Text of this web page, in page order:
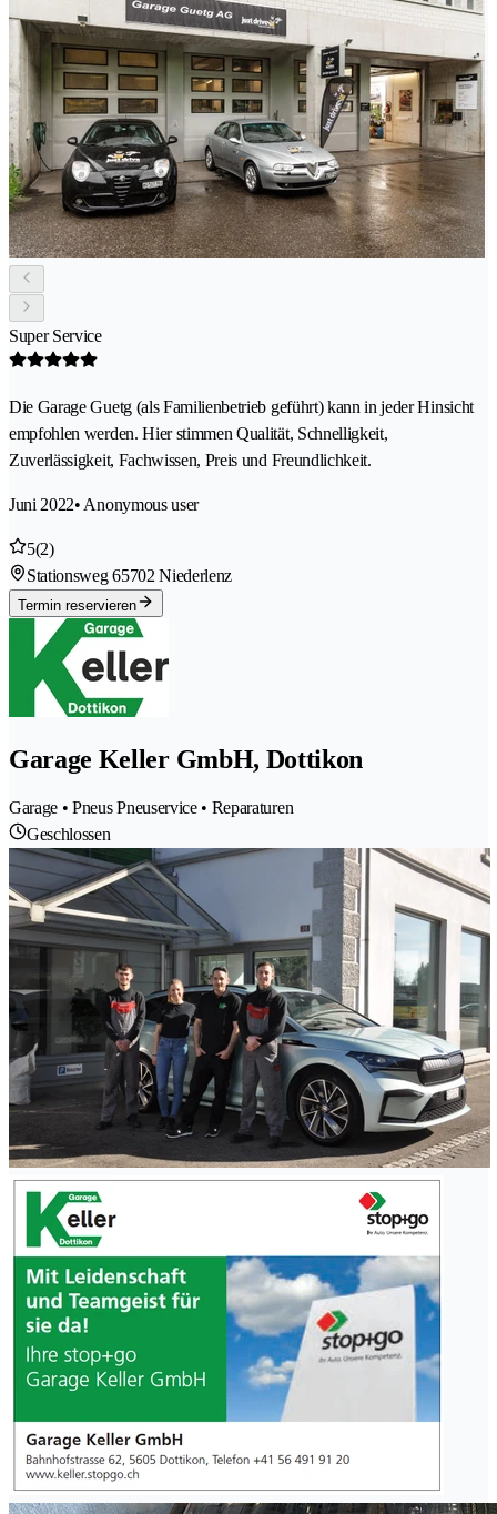
Super Service
Die Garage Guetg (als Familienbetrieb geführt) kann in jeder Hinsicht
empfohlen werden. Hier stimmen Qualität, Schnelligkeit,
Zuverlässigkeit, Fachwissen, Preis und Freundlichkeit.
Juni 2022• Anonymous user
5(2)
Stationsweg 65702 Niederlenz
Termin reservieren
Garage Keller GmbH, Dottikon
Garage • Pneus Pneuservice • Reparaturen
Geschlossen